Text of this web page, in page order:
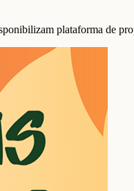
plataforma de